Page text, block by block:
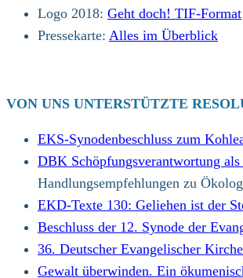
Logo 2018: Geht doch! TIF-Format
Pressekarte: Alles im Überblick
VON UNS UNTERSTÜTZTE
EKS-Synodenbeschluss zum
DBK Schöpfungsverantwortung
Handlungsempfehlungen zu
EKD-Texte 130: Geliehen ist der
Beschluss der 12. Synode der
36. Deutscher Evangelischer
Gewalt überwinden. Ein